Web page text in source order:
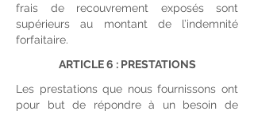
frais de recouvrement exposés sont
supérieurs au montant de l’indemnité
forfaitaire.
ARTICLE 6 : PRESTATIONS
Les prestations que nous fournissons ont
pour but de répondre à un besoin de